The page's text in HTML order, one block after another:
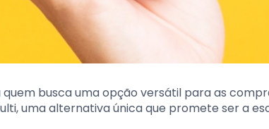
busca uma opção versátil para as
uma alternativa única que promete ser a